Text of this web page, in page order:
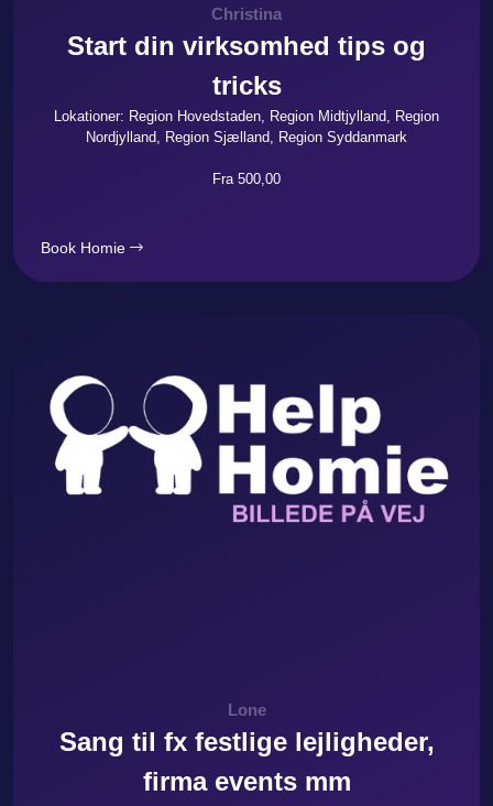
Christina
Start din virksomhed tips og
tricks
Lokationer: Region Hovedstaden, Region Midtjylland, Region
Nordjylland, Region Sjælland, Region Syddanmark
Fra 500,00
Book Homie
Lone
Sang til fx festlige lejligheder,
firma events mm